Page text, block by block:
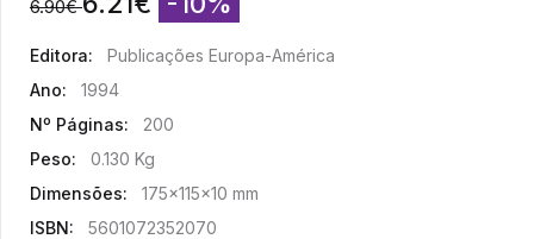
6.90€
Editora:
Publicações Europa-América
Ano:
1994
Nº Páginas:
200
Peso:
0.130 Kg
Dimensões:
175x115x10 mm
ISBN:
5601072352070